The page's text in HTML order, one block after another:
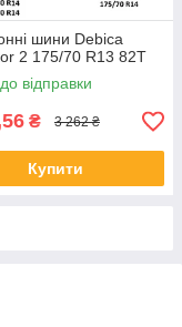
шини Debica
2 175/70 R13 82T
відправки
₴ 3 262 ₴
Купити